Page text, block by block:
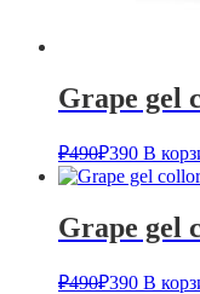
Grape gel
₽490₽390 В
Grape gel
₽490₽390 В